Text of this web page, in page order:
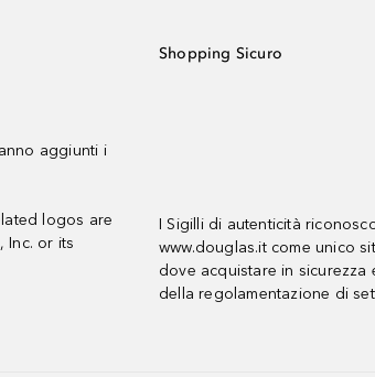
aggiunti i
logos are
Inc. or its
Shopping Sicuro
I Sigilli di autenticità
www.douglas.it come unico
dove acquistare in sicurezza
della regolamentazione di